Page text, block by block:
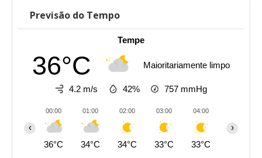
Previsão do Tempo
Tempe
36°C Maioritariamente limpo
4.2 m/s 42% 757 mmHg
00:00
36°C
01:00
34°C
02:00
34°C
03:00
33°C
04:00
33°C
‹ ›